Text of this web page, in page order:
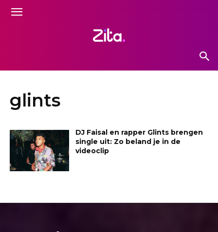
glints
DJ Faisal en rapper Glints brengen
single uit: Zo beland je in de
videoclip